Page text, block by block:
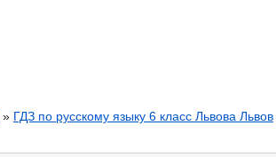
» ГДЗ по русскому языку 6 класс Львова Львов